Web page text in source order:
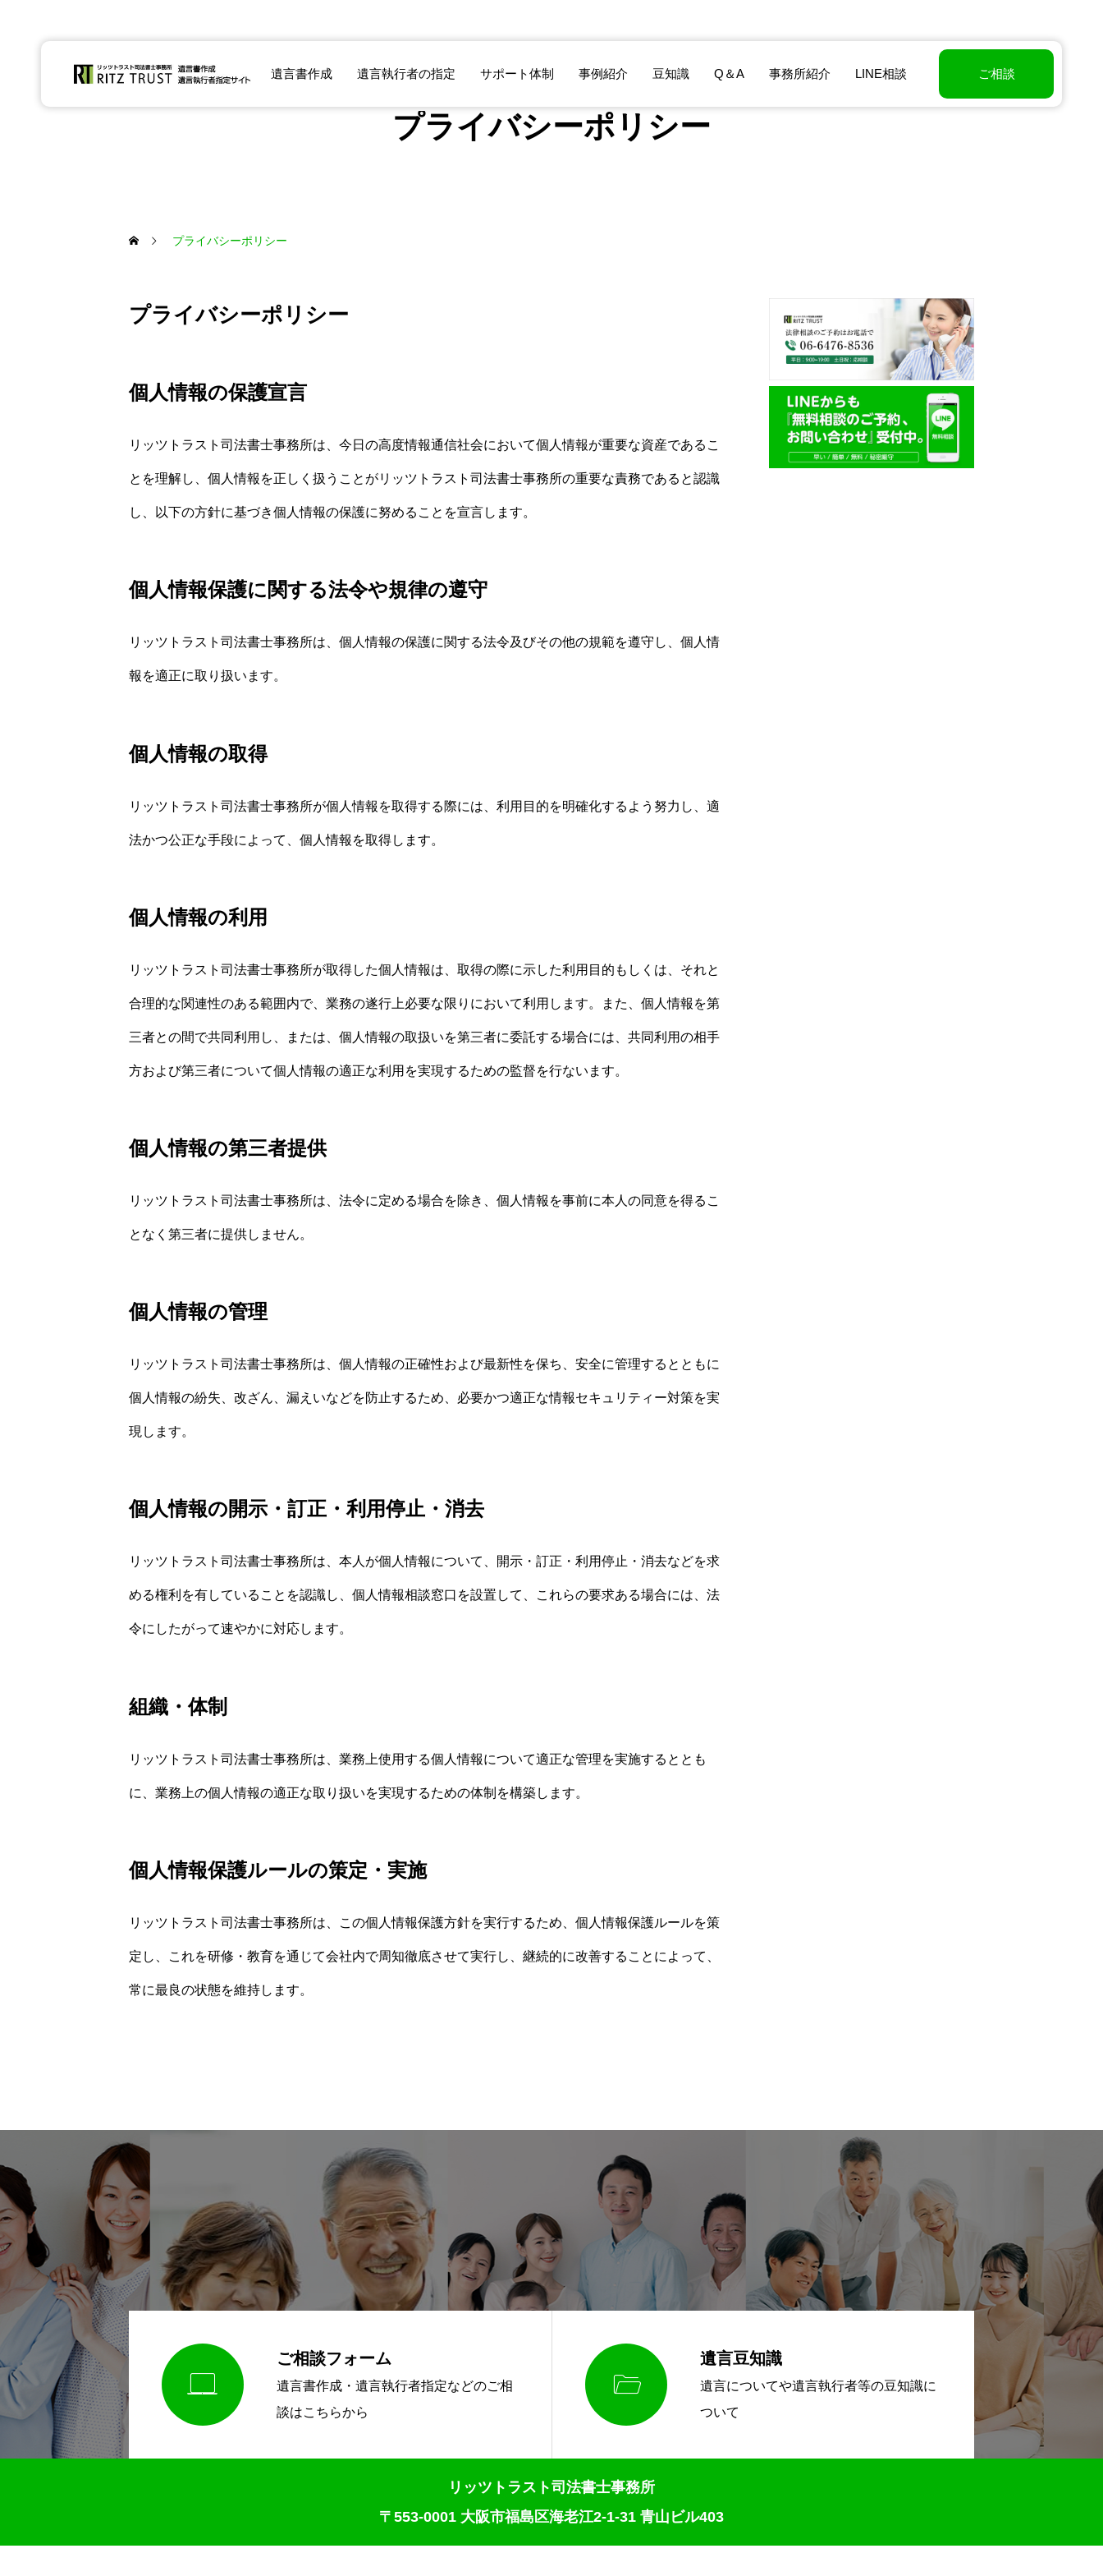
業務案内 遺言書作成 遺言執行者の指定 サポート体制 事例紹介 豆知識 Q＆A 事務所紹介 LINE相談 ご相談
プライバシーポリシー
プライバシーポリシー
プライバシーポリシー
個人情報の保護宣言
リッツトラスト司法書士事務所は、今日の高度情報通信社会において個人情報が重要な資産であるこ
とを理解し、個人情報を正しく扱うことがリッツトラスト司法書士事務所の重要な責務であると認識
し、以下の方針に基づき個人情報の保護に努めることを宣言します。
個人情報保護に関する法令や規律の遵守
リッツトラスト司法書士事務所は、個人情報の保護に関する法令及びその他の規範を遵守し、個人情
報を適正に取り扱います。
個人情報の取得
リッツトラスト司法書士事務所が個人情報を取得する際には、利用目的を明確化するよう努力し、適
法かつ公正な手段によって、個人情報を取得します。
個人情報の利用
リッツトラスト司法書士事務所が取得した個人情報は、取得の際に示した利用目的もしくは、それと
合理的な関連性のある範囲内で、業務の遂行上必要な限りにおいて利用します。また、個人情報を第
三者との間で共同利用し、または、個人情報の取扱いを第三者に委託する場合には、共同利用の相手
方および第三者について個人情報の適正な利用を実現するための監督を行ないます。
個人情報の第三者提供
リッツトラスト司法書士事務所は、法令に定める場合を除き、個人情報を事前に本人の同意を得るこ
となく第三者に提供しません。
個人情報の管理
リッツトラスト司法書士事務所は、個人情報の正確性および最新性を保ち、安全に管理するとともに
個人情報の紛失、改ざん、漏えいなどを防止するため、必要かつ適正な情報セキュリティー対策を実
現します。
個人情報の開示・訂正・利用停止・消去
リッツトラスト司法書士事務所は、本人が個人情報について、開示・訂正・利用停止・消去などを求
める権利を有していることを認識し、個人情報相談窓口を設置して、これらの要求ある場合には、法
令にしたがって速やかに対応します。
組織・体制
リッツトラスト司法書士事務所は、業務上使用する個人情報について適正な管理を実施するととも
に、業務上の個人情報の適正な取り扱いを実現するための体制を構築します。
個人情報保護ルールの策定・実施
リッツトラスト司法書士事務所は、この個人情報保護方針を実行するため、個人情報保護ルールを策
定し、これを研修・教育を通じて会社内で周知徹底させて実行し、継続的に改善することによって、
常に最良の状態を維持します。

ご相談フォーム
遺言書作成・遺言執行者指定などのご相
談はこちらから

遺言豆知識
遺言についてや遺言執行者等の豆知識に
ついて
リッツトラスト司法書士事務所
〒553-0001 大阪市福島区海老江2-1-31 青山ビル403